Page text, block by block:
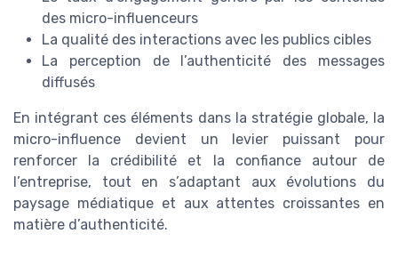
des micro-influenceurs
La qualité des interactions avec les publics cibles
La perception de l’authenticité des messages
diffusés
En intégrant ces éléments dans la stratégie globale, la
micro-influence devient un levier puissant pour
renforcer la crédibilité et la confiance autour de
l’entreprise, tout en s’adaptant aux évolutions du
paysage médiatique et aux attentes croissantes en
matière d’authenticité.